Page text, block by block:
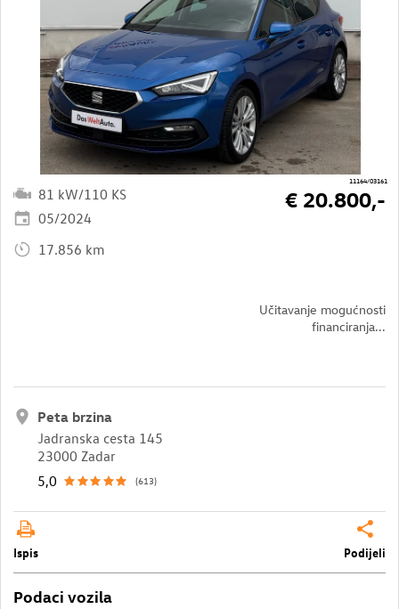
11164/03161
81 kW/110 KS
05/2024
17.856 km
Učitavanje mogućnosti
financiranja...
€ 20.800,-
Peta brzina
Jadranska cesta 145
23000 Zadar
5,0
(613)
Ispis Podijeli
Podaci vozila